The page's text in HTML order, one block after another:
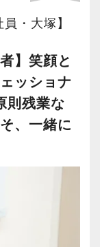
ています。
り、19時以
ています。
お仕事
）に所属し
のチームで
・大塚】
】笑顔と
ッショナ
則残業な
、一緒に